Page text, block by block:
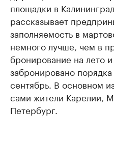
площадки в
рассказывает
заполняемость в
немного лучше, чем в
бронирование на лето
забронировано
сентябрь. В основном
сами жители Карелии,
Петербург.